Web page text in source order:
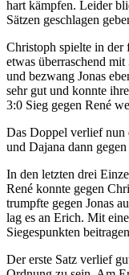
hart kämpfen. Leider
Sätzen geschlagen
Christoph spielte in der
etwas überraschend
und bezwang Jonas
sehr gut und konnte
3:0 Sieg gegen René
Das Doppel verlief nun
und Dajana dann
In den letzten drei
René konnte gegen
trumpfte gegen Jonas
lag es an Erich. Mit
Siegespunkten
Der erste Satz verlief